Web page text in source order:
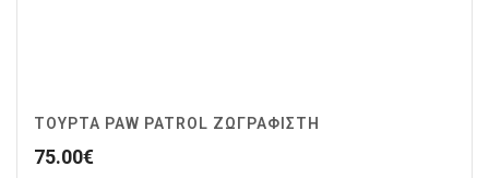
ΤΟΥΡΤΑ PAW PATROL ΖΩΓΡΑΦΙΣΤΉ
75.00€